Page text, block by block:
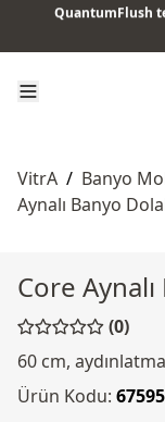
QuantumFlush
VitrA / Banyo
Aynalı Banyo
Core
(0)
60 cm,
Ürün Kodu: 67595